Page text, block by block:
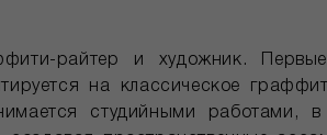
райтер и художник.
на классическое
студийными работами, в